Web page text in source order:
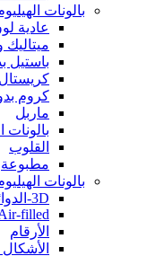
بالونات
عادية
باستيل
كروم
ماربل
بالونات
القلوب
مطبوعة
بالونات
3D-الدوائر (orbz)
filled
الأرقام